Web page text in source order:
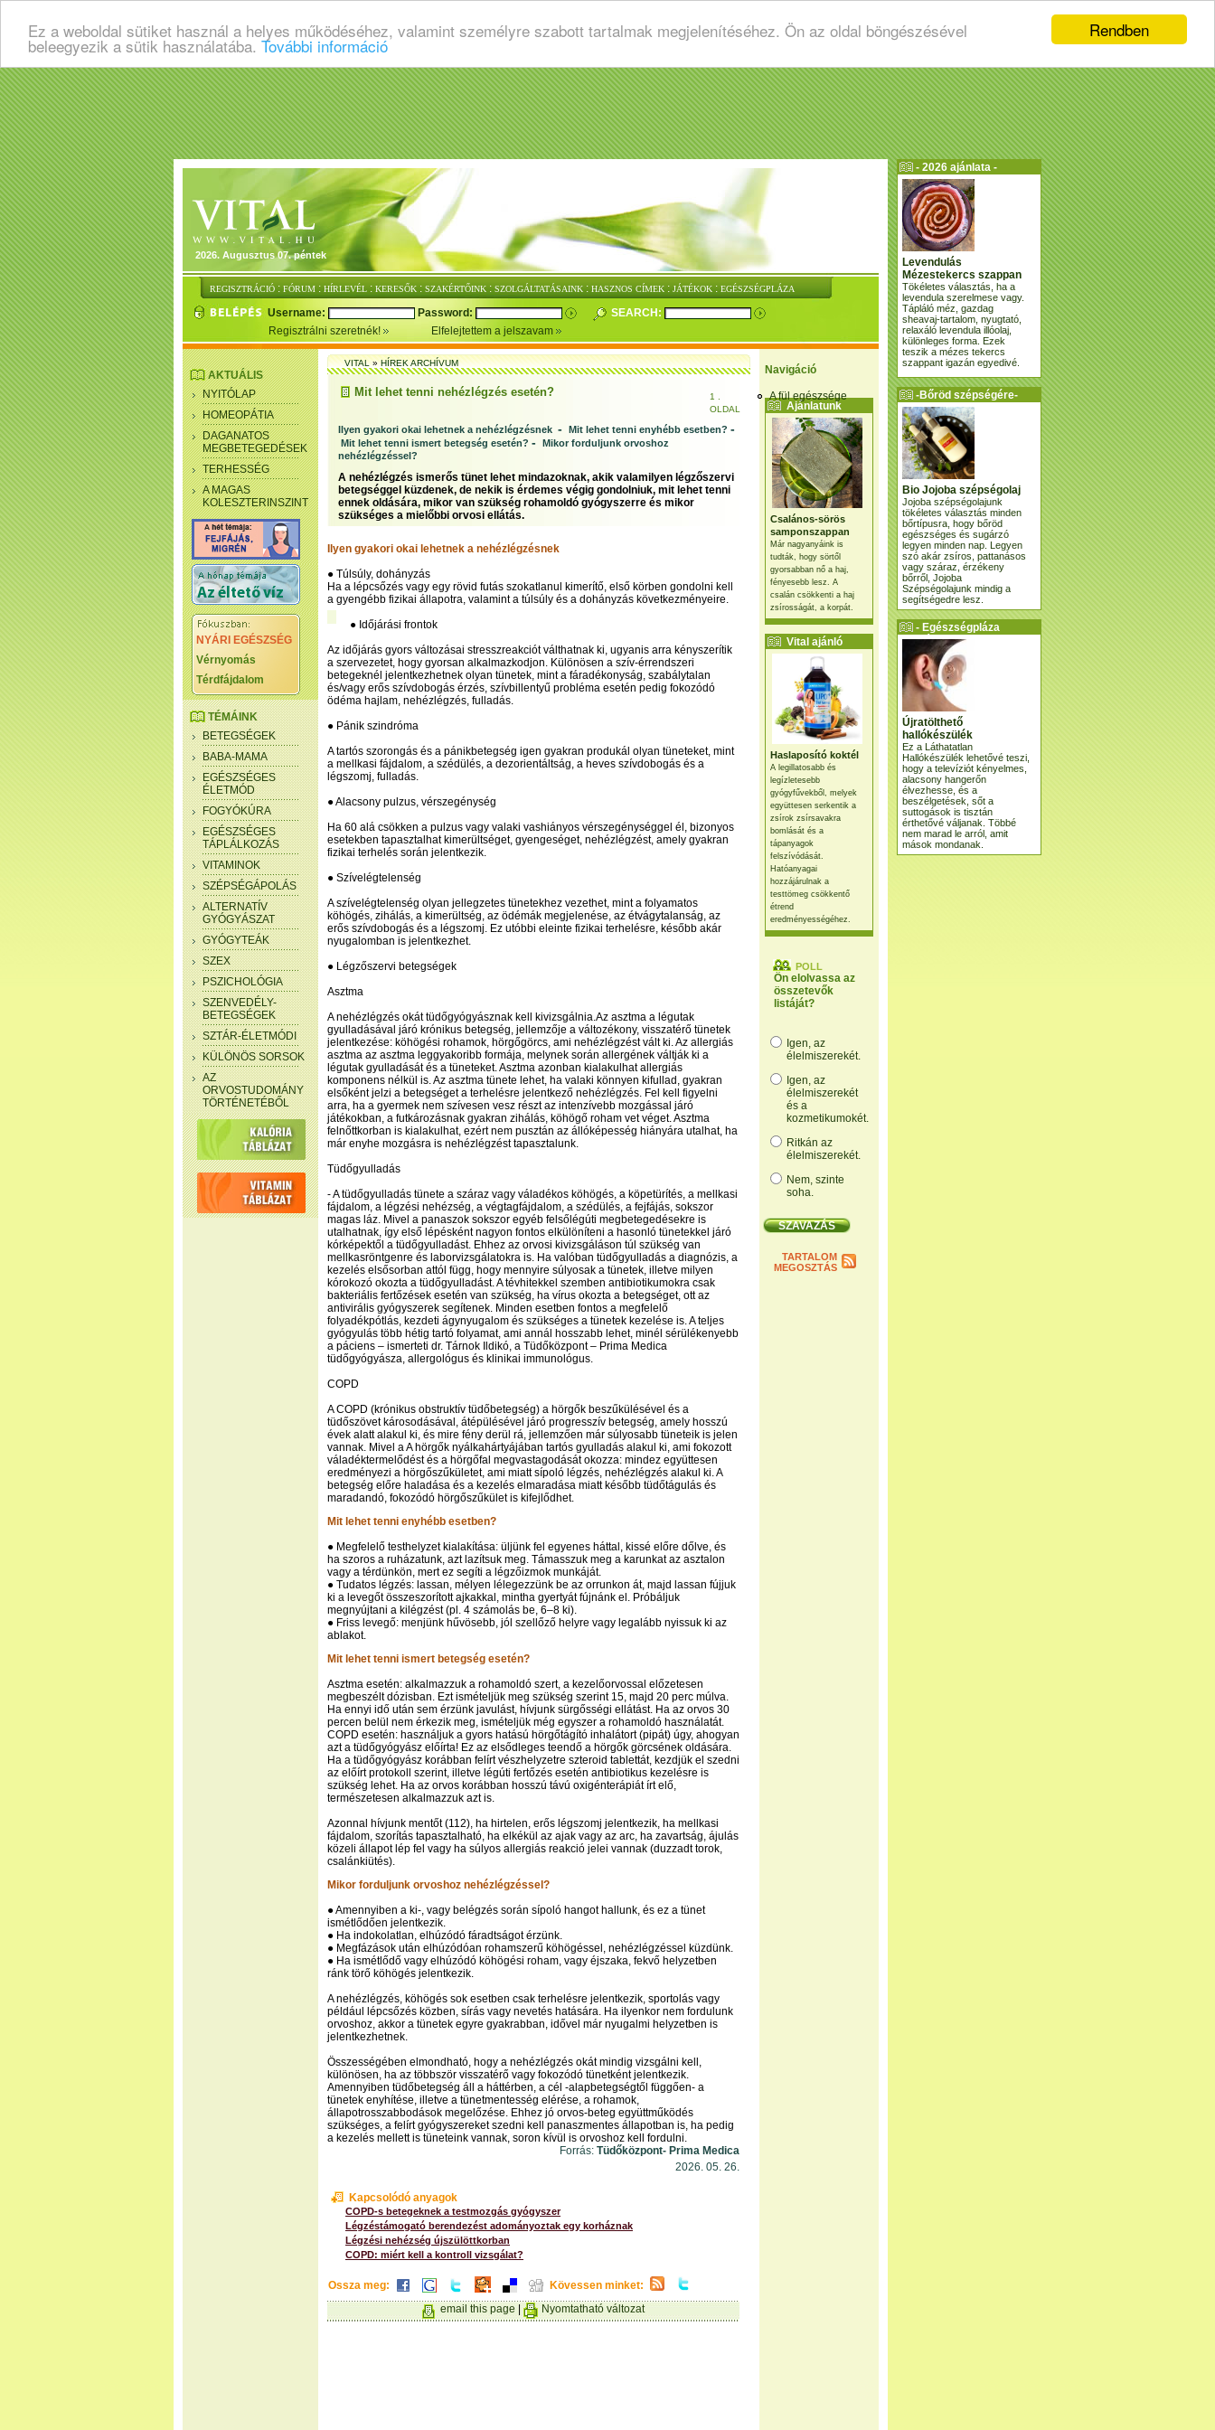
Rendben
Ez a weboldal sütiket használ a helyes működéséhez, valamint személyre szabott tartalmak megjelenítéséhez. Ön az oldal böngészésével
beleegyezik a sütik használatába. További információ
2026. Augusztus 07. péntek
REGISZTRÁCIÓ : FÓRUM : HÍRLEVÉL : KERESŐK : SZAKÉRTŐINK : SZOLGÁLTATÁSAINK : HASZNOS CÍMEK : JÁTÉKOK : EGÉSZSÉGPLÁZA
Username: Password:
SEARCH:
Regisztrálni szeretnék!
Elfelejtettem a jelszavam
Navigáció
A fül egészsége
Ajánlatunk
Csalános-sörös
samponszappan
Már nagyanyáink is
tudták, hogy sörtől
gyorsabban nő a haj,
fényesebb lesz. A
csalán csökkenti a haj
zsírosságát, a korpát.
Vital ajánló
Haslaposító koktél
A legillatosabb és
legízletesebb
gyógyfűvekből, melyek
együttesen serkentik a
zsírok zsírsavakra
bomlását és a
tápanyagok
felszívódását.
Hatóanyagai
hozzájárulnak a
testtömeg csökkentő
étrend
eredményességéhez.
POLL
Ön elolvassa az
összetevők
listáját?
Igen, az
élelmiszerekét.
Igen, az
élelmiszerekét
és a
kozmetikumokét.
Ritkán az
élelmiszerekét.
Nem, szinte
soha.
TARTALOM
MEGOSZTÁS
AKTUÁLIS
NYITÓLAP
HOMEOPÁTIA
DAGANATOS
MEGBETEGEDÉSEK
TERHESSÉG
A MAGAS
KOLESZTERINSZINT
NYÁRI EGÉSZSÉG
Vérnyomás
Térdfájdalom
TÉMÁINK
BETEGSÉGEK
BABA-MAMA
EGÉSZSÉGES
ÉLETMÓD
FOGYÓKÚRA
EGÉSZSÉGES
TÁPLÁLKOZÁS
VITAMINOK
SZÉPSÉGÁPOLÁS
ALTERNATÍV
GYÓGYÁSZAT
GYÓGYTEÁK
SZEX
PSZICHOLÓGIA
SZENVEDÉLY-
BETEGSÉGEK
SZTÁR-ÉLETMÓDI
KÜLÖNÖS SORSOK
AZ
ORVOSTUDOMÁNY
TÖRTÉNETÉBŐL
VITAL»HÍREK ARCHÍVUM
Mit lehet tenni nehézlégzés esetén?
1 .
OLDAL
Ilyen gyakori okai lehetnek a nehézlégzésnek - Mit lehet tenni enyhébb esetben? -
Mit lehet tenni ismert betegség esetén? - Mikor forduljunk orvoshoz
nehézlégzéssel?
A nehézlégzés ismerős tünet lehet mindazoknak, akik valamilyen légzőszervi
betegséggel küzdenek, de nekik is érdemes végig gondolniuk, mit lehet tenni
ennek oldására, mikor van szükség rohamoldó gyógyszerre és mikor
szükséges a mielőbbi orvosi ellátás.
Ilyen gyakori okai lehetnek a nehézlégzésnek
● Túlsúly, dohányzás
Ha a lépcsőzés vagy egy rövid futás szokatlanul kimerítő, első körben gondolni kell
a gyengébb fizikai állapotra, valamint a túlsúly és a dohányzás következményeire.
● Időjárási frontok
Az időjárás gyors változásai stresszreakciót válthatnak ki, ugyanis arra kényszerítik
a szervezetet, hogy gyorsan alkalmazkodjon. Különösen a szív-érrendszeri
betegeknél jelentkezhetnek olyan tünetek, mint a fáradékonyság, szabálytalan
és/vagy erős szívdobogás érzés, szívbillentyű probléma esetén pedig fokozódó
ödéma hajlam, nehézlégzés, fulladás.
● Pánik szindróma
A tartós szorongás és a pánikbetegség igen gyakran produkál olyan tüneteket, mint
a mellkasi fájdalom, a szédülés, a dezorientáltság, a heves szívdobogás és a
légszomj, fulladás.
● Alacsony pulzus, vérszegénység
Ha 60 alá csökken a pulzus vagy valaki vashiányos vérszegénységgel él, bizonyos
esetekben tapasztalhat kimerültséget, gyengeséget, nehézlégzést, amely gyakran
fizikai terhelés során jelentkezik.
● Szívelégtelenség
A szívelégtelenség olyan jellegzetes tünetekhez vezethet, mint a folyamatos
köhögés, zihálás, a kimerültség, az ödémák megjelenése, az étvágytalanság, az
erős szívdobogás és a légszomj. Ez utóbbi eleinte fizikai terhelésre, később akár
nyugalomban is jelentkezhet.
● Légzőszervi betegségek
Asztma
A nehézlégzés okát tüdőgyógyásznak kell kivizsgálnia.Az asztma a légutak
gyulladásával járó krónikus betegség, jellemzője a változékony, visszatérő tünetek
jelentkezése: köhögési rohamok, hörgőgörcs, ami nehézlégzést vált ki. Az allergiás
asztma az asztma leggyakoribb formája, melynek során allergének váltják ki a
légutak gyulladását és a tüneteket. Asztma azonban kialakulhat allergiás
komponens nélkül is. Az asztma tünete lehet, ha valaki könnyen kifullad, gyakran
elsőként jelzi a betegséget a terhelésre jelentkező nehézlégzés. Fel kell figyelni
arra, ha a gyermek nem szívesen vesz részt az intenzívebb mozgással járó
játékokban, a futkározásnak gyakran zihálás, köhögő roham vet véget. Asztma
felnőttkorban is kialakulhat, ezért nem pusztán az állóképesség hiányára utalhat, ha
már enyhe mozgásra is nehézlégzést tapasztalunk.
Tüdőgyulladás
- A tüdőgyulladás tünete a száraz vagy váladékos köhögés, a köpetürítés, a mellkasi
fájdalom, a légzési nehézség, a végtagfájdalom, a szédülés, a fejfájás, sokszor
magas láz. Mivel a panaszok sokszor egyéb felsőlégúti megbetegedésekre is
utalhatnak, így első lépésként nagyon fontos elkülöníteni a hasonló tünetekkel járó
kórképektől a tüdőgyulladást. Ehhez az orvosi kivizsgáláson túl szükség van
mellkasröntgenre és laborvizsgálatokra is. Ha valóban tüdőgyulladás a diagnózis, a
kezelés elsősorban attól függ, hogy mennyire súlyosak a tünetek, illetve milyen
kórokozó okozta a tüdőgyulladást. A tévhitekkel szemben antibiotikumokra csak
bakteriális fertőzések esetén van szükség, ha vírus okozta a betegséget, ott az
antivirális gyógyszerek segítenek. Minden esetben fontos a megfelelő
folyadékpótlás, kezdeti ágynyugalom és szükséges a tünetek kezelése is. A teljes
gyógyulás több hétig tartó folyamat, ami annál hosszabb lehet, minél sérülékenyebb
a páciens – ismerteti dr. Tárnok Ildikó, a Tüdőközpont – Prima Medica
tüdőgyógyásza, allergológus és klinikai immunológus.
COPD
A COPD (krónikus obstruktív tüdőbetegség) a hörgők beszűkülésével és a
tüdőszövet károsodásával, átépülésével járó progresszív betegség, amely hosszú
évek alatt alakul ki, és mire fény derül rá, jellemzően már súlyosabb tüneteik is jelen
vannak. Mivel a A hörgők nyálkahártyájában tartós gyulladás alakul ki, ami fokozott
váladéktermelődést és a hörgőfal megvastagodását okozza: mindez együttesen
eredményezi a hörgőszűkületet, ami miatt sípoló légzés, nehézlégzés alakul ki. A
betegség előre haladása és a kezelés elmaradása miatt később tüdőtágulás és
maradandó, fokozódó hörgőszűkület is kifejlődhet.
Mit lehet tenni enyhébb esetben?
● Megfelelő testhelyzet kialakítása: üljünk fel egyenes háttal, kissé előre dőlve, és
ha szoros a ruházatunk, azt lazítsuk meg. Támasszuk meg a karunkat az asztalon
vagy a térdünkön, mert ez segíti a légzőizmok munkáját.
● Tudatos légzés: lassan, mélyen lélegezzünk be az orrunkon át, majd lassan fújjuk
ki a levegőt összeszorított ajkakkal, mintha gyertyát fújnánk el. Próbáljuk
megnyújtani a kilégzést (pl. 4 számolás be, 6–8 ki).
● Friss levegő: menjünk hűvösebb, jól szellőző helyre vagy legalább nyissuk ki az
ablakot.
Mit lehet tenni ismert betegség esetén?
Asztma esetén: alkalmazzuk a rohamoldó szert, a kezelőorvossal előzetesen
megbeszélt dózisban. Ezt ismételjük meg szükség szerint 15, majd 20 perc múlva.
Ha ennyi idő után sem érzünk javulást, hívjunk sürgősségi ellátást. Ha az orvos 30
percen belül nem érkezik meg, ismételjük még egyszer a rohamoldó használatát.
COPD esetén: használjuk a gyors hatású hörgőtágító inhalátort (pipát) úgy, ahogyan
azt a tüdőgyógyász előírta! Ez az elsődleges teendő a hörgők görcsének oldására.
Ha a tüdőgyógyász korábban felírt vészhelyzetre szteroid tablettát, kezdjük el szedni
az előírt protokoll szerint, illetve légúti fertőzés esetén antibiotikus kezelésre is
szükség lehet. Ha az orvos korábban hosszú távú oxigénterápiát írt elő,
természetesen alkalmazzuk azt is.
Azonnal hívjunk mentőt (112), ha hirtelen, erős légszomj jelentkezik, ha mellkasi
fájdalom, szorítás tapasztalható, ha elkékül az ajak vagy az arc, ha zavartság, ájulás
közeli állapot lép fel vagy ha súlyos allergiás reakció jelei vannak (duzzadt torok,
csalánkiütés).
Mikor forduljunk orvoshoz nehézlégzéssel?
● Amennyiben a ki-, vagy belégzés során sípoló hangot hallunk, és ez a tünet
ismétlődően jelentkezik.
● Ha indokolatlan, elhúzódó fáradtságot érzünk.
● Megfázások után elhúzódóan rohamszerű köhögéssel, nehézlégzéssel küzdünk.
● Ha ismétlődő vagy elhúzódó köhögési roham, vagy éjszaka, fekvő helyzetben
ránk törő köhögés jelentkezik.
A nehézlégzés, köhögés sok esetben csak terhelésre jelentkezik, sportolás vagy
például lépcsőzés közben, sírás vagy nevetés hatására. Ha ilyenkor nem fordulunk
orvoshoz, akkor a tünetek egyre gyakrabban, idővel már nyugalmi helyzetben is
jelentkezhetnek.
Összességében elmondható, hogy a nehézlégzés okát mindig vizsgálni kell,
különösen, ha az többször visszatérő vagy fokozódó tünetként jelentkezik.
Amennyiben tüdőbetegség áll a háttérben, a cél -alapbetegségtől függően- a
tünetek enyhítése, illetve a tünetmentesség elérése, a rohamok,
állapotrosszabbodások megelőzése. Ehhez jó orvos-beteg együttműködés
szükséges, a felírt gyógyszereket szedni kell panaszmentes állapotban is, ha pedig
a kezelés mellett is tüneteink vannak, soron kívül is orvoshoz kell fordulni.
Forrás: Tüdőközpont- Prima Medica
2026. 05. 26.
Kapcsolódó anyagok
COPD-s betegeknek a testmozgás gyógyszer
Légzéstámogató berendezést adományoztak egy korháznak
Légzési nehézség újszülöttkorban
COPD: miért kell a kontroll vizsgálat?
Ossza meg:
Kövessen minket:
email this page
Nyomtatható változat
- 2026 ajánlata -
Levendulás
Mézestekercs szappan
Tökéletes választás, ha a
levendula szerelmese vagy.
Tápláló méz, gazdag
sheavaj-tartalom, nyugtató,
relaxáló levendula illóolaj,
különleges forma. Ezek
teszik a mézes tekercs
szappant igazán egyedivé.
-Bőröd szépségére-
Bio Jojoba szépségolaj
Jojoba szépségolajunk
tökéletes választás minden
bőrtípusra, hogy bőröd
egészséges és sugárzó
legyen minden nap. Legyen
szó akár zsíros, pattanásos
vagy száraz, érzékeny
bőrről, Jojoba
Szépségolajunk mindig a
segítségedre lesz.
- Egészségpláza
ajánlatunk -
Újratölthető
hallókészülék
Ez a Láthatatlan
Hallókészülék lehetővé teszi,
hogy a televíziót kényelmes,
alacsony hangerőn
élvezhesse, és a
beszélgetések, sőt a
suttogások is tisztán
érthetővé váljanak. Többé
nem marad le arról, amit
mások mondanak.